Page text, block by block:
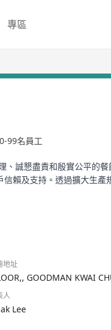
專區
99名員工
誠懇盡責和殷實公平的
賴及支持。透過擴大生
因應業務擴展所需，我們
區及生產製作區等，再
地址
GOODMAN KWAI
人
Lee